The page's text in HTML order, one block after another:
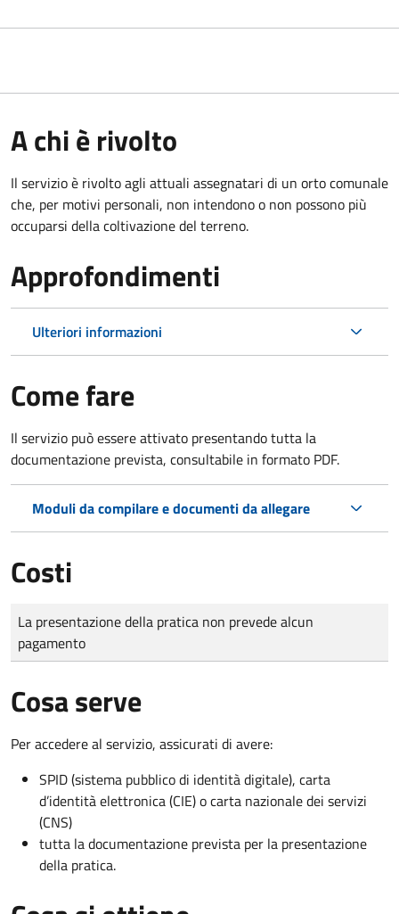
A chi è rivolto
Il servizio è rivolto agli attuali assegnatari di un orto comunale
che, per motivi personali, non intendono o non possono più
occuparsi della coltivazione del terreno.
Approfondimenti
Ulteriori informazioni
Come fare
Il servizio può essere attivato presentando tutta la
documentazione prevista, consultabile in formato PDF.
Moduli da compilare e documenti da allegare
Costi
Tipo di pagamento
Importo
La presentazione della pratica non prevede alcun
pagamento
Cosa serve
Per accedere al servizio, assicurati di avere:
SPID (sistema pubblico di identità digitale), carta
d’identità elettronica (CIE) o carta nazionale dei servizi
(CNS)
tutta la documentazione prevista per la presentazione
della pratica.